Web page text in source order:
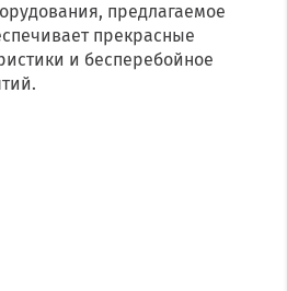
предлагаемое
прекрасные
и бесперебойное